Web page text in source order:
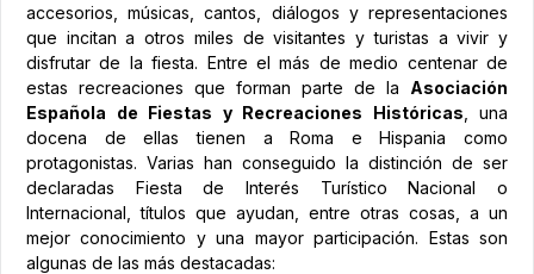
accesorios, músicas, cantos, diálogos y representaciones
que incitan a otros miles de visitantes y turistas a vivir y
disfrutar de la fiesta. Entre el más de medio centenar de
estas recreaciones que forman parte de la Asociación
Española de Fiestas y Recreaciones Históricas , una
docena de ellas tienen a Roma e Hispania como
protagonistas. Varias han conseguido la distinción de ser
declaradas Fiesta de Interés Turístico Nacional o
Internacional, títulos que ayudan, entre otras cosas, a un
mejor conocimiento y una mayor participación. Estas son
algunas de las más destacadas: